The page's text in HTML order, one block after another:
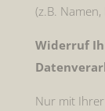
(z.B.
Widerruf
Nur mit